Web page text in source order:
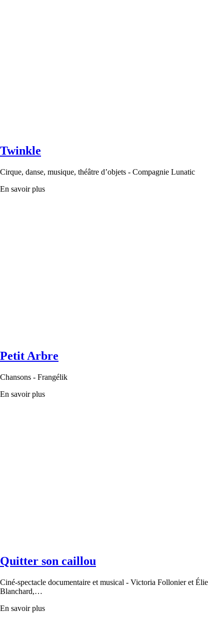
Twinkle
Cirque, danse, musique, théâtre d’objets - Compagnie Lunatic
En savoir plus
Petit Arbre
Chansons - Frangélik
En savoir plus
Quitter son caillou
Ciné-spectacle documentaire et musical - Victoria Follonier et Élie
Blanchard,…
En savoir plus